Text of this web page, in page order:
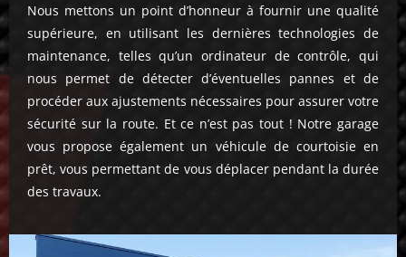
Nous mettons un point d’honneur à fournir une qualité
supérieure, en utilisant les dernières technologies de
maintenance, telles qu’un ordinateur de contrôle, qui
nous permet de détecter d’éventuelles pannes et de
procéder aux ajustements nécessaires pour assurer votre
sécurité sur la route. Et ce n’est pas tout ! Notre garage
vous propose également un véhicule de courtoisie en
prêt, vous permettant de vous déplacer pendant la durée
des travaux.